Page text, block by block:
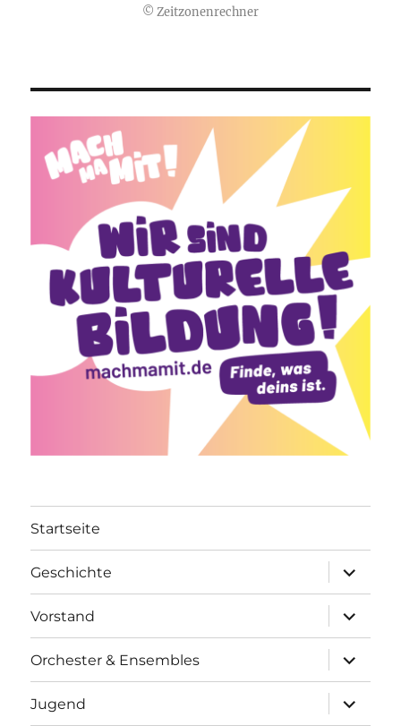
© Zeitzonenrechner
Startseite
Geschichte
öffnen
Vorstand
öffnen
Orchester & Ensembles
öffnen
Jugend
öffnen